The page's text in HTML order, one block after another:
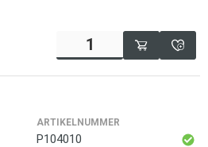
ARTIKELNUMMER
P104010